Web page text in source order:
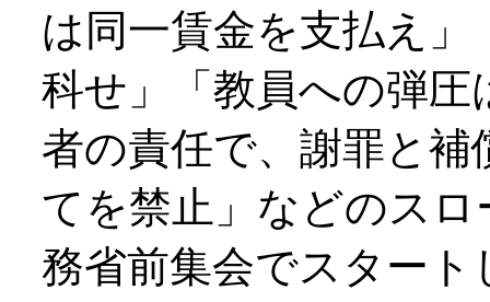
は同一賃金を支払え
科せ」「教員への弾
者の責任で、謝罪と
てを禁止」などのス
務省前集会でスター